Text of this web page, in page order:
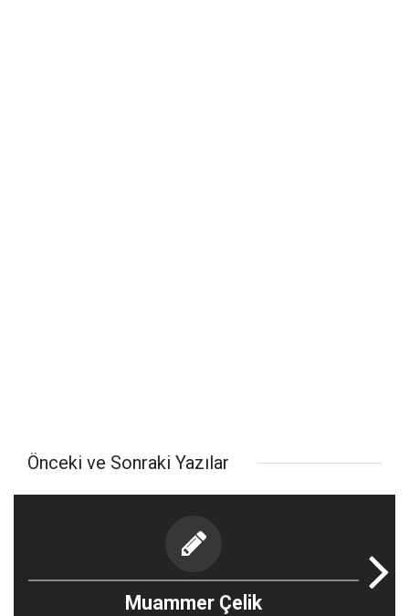
Önceki ve Sonraki Yazılar
Muammer Çelik